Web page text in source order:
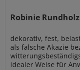
Robinie Rundholz
dekorativ, fest,
als falsche Akazie
idealer Weise für